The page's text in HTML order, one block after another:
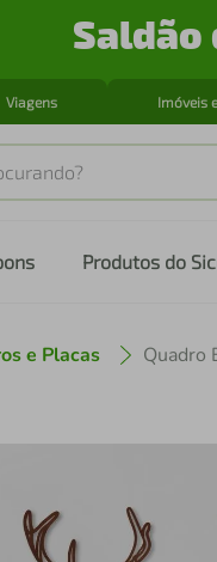
Saldão
Viagens Imóveis
Produtos do
e Placas